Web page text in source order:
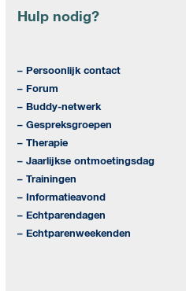
Hulp nodig?
– Persoonlijk contact
– Forum
– Buddy-netwerk
– Gespreksgroepen
– Therapie
– Jaarlijkse ontmoetingsdag
– Trainingen
– Informatieavond
– Echtparendagen
– Echtparenweekenden